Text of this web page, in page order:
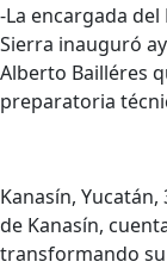
-La encargada
Sierra inauguró
Alberto Bailléres
preparatoria
Kanasín,
de Kanasín,
transformando